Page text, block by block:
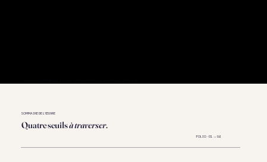
SOMMAIRE DE L'ŒUVRE
Quatre seuilsà traverser.
FOLIO · 01 → 04